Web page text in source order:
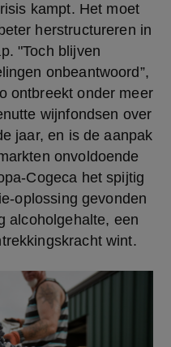
kampt. Het moet
herstructureren in
"Toch blijven
onbeantwoord”,
ontbreekt onder meer
wijnfondsen over
jaar, en is de aanpak
onvoldoende
Cogeca het spijtig
oplossing gevonden
alcoholgehalte, een
wint.